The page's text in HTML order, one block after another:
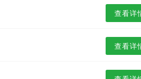
查看详
查看详